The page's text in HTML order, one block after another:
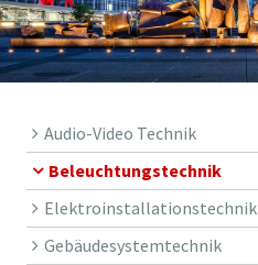
Audio-Video Technik
Beleuchtungstechnik
Elektroinstallationstechnik
Gebäudesystemtechnik